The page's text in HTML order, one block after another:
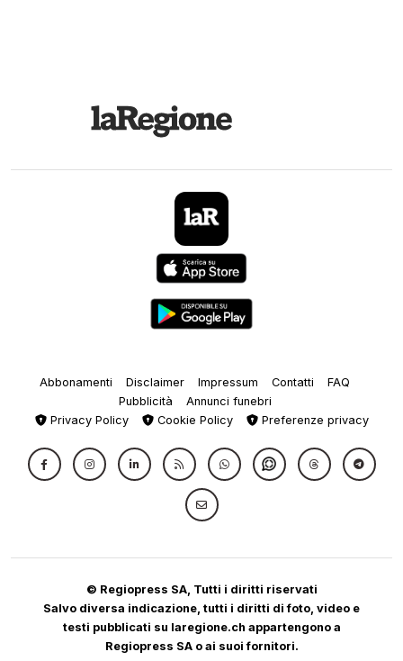
Abbonamenti Disclaimer Impressum Contatti
FAQ
Pubblicità
Annunci funebri
Privacy Policy
Cookie Policy Preferenze privacy
© Regiopress SA, Tutti i diritti riservati
Salvo diversa indicazione, tutti i diritti di foto, video e
testi pubblicati su laregione.ch appartengono a
Regiopress SA o ai suoi fornitori.